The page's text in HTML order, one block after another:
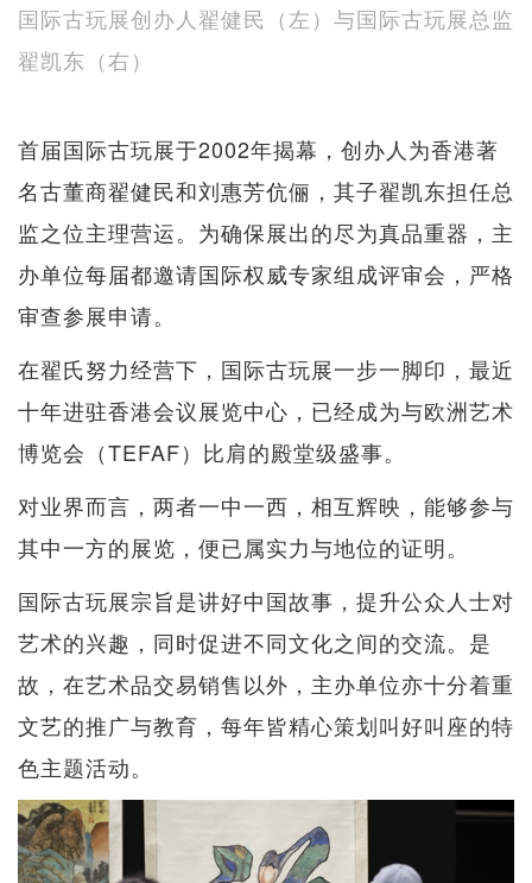
国际古玩展创办人翟健民（左）与国际古玩展总监
翟凯东（右）
首届国际古玩展于2002年揭幕，创办人为香港著
名古董商翟健民和刘惠芳伉俪，其子翟凯东担任总
监之位主理营运。为确保展出的尽为真品重器，主
办单位每届都邀请国际权威专家组成评审会，严格
审查参展申请。
在翟氏努力经营下，国际古玩展一步一脚印，最近
十年进驻香港会议展览中心，已经成为与欧洲艺术
博览会（TEFAF）比肩的殿堂级盛事。
对业界而言，两者一中一西，相互辉映，能够参与
其中一方的展览，便已属实力与地位的证明。
国际古玩展宗旨是讲好中国故事，提升公众人士对
艺术的兴趣，同时促进不同文化之间的交流。是
故，在艺术品交易销售以外，主办单位亦十分着重
文艺的推广与教育，每年皆精心策划叫好叫座的特
色主题活动。